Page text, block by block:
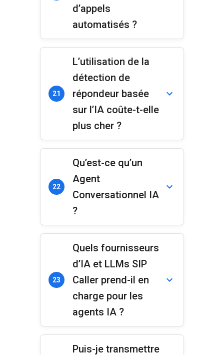
d’appels
automatisés ?
21
L’utilisation de la
détection de
répondeur basée
sur l’IA coûte-t-elle
plus cher ?
22
Qu’est-ce qu’un
Agent
Conversationnel IA
?
23
Quels fournisseurs
d’IA et LLMs SIP
Caller prend-il en
charge pour les
agents IA ?
Puis-je transmettre